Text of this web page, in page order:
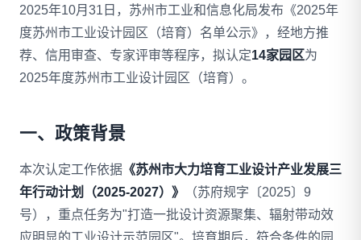
2025年10月31日，苏州市工业和信息化局发布《2025年
度苏州市工业设计园区（培育）名单公示》，经地方推
荐、信用审查、专家评审等程序，拟认定14家园区为
2025年度苏州市工业设计园区（培育）。
一、政策背景
本次认定工作依据 《苏州市大力培育工业设计产业发展三
年行动计划（2025-2027）》
（苏府规字〔2025〕9
号），重点任务为"打造一批设计资源聚集、辐射带动效
应明显的工业设计示范园区"。培育期后，符合条件的园